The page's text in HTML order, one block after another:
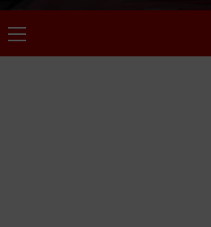
Menú
principal